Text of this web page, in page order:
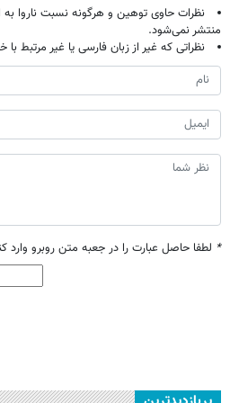
نظرات حاوی توهین و هرگونه نسبت ناروا
منتشر نمی‌شود.
نظراتی که غیر از زبان فارسی یا غیر مرتبط
* لطفا حاصل عبارت را در جعبه متن روبرو وارد